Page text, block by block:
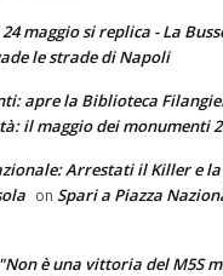
maggio si replica - La
le strade di Napoli
apre la Biblioteca
il maggio dei monumenti
Arrestati il Killer e
on Spari a Piazza
è una vittoria del M5S